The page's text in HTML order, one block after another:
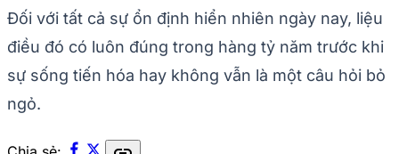
Đối với tất cả sự ổn định hiển nhiên ngày nay, liệu
điều đó có luôn đúng trong hàng tỷ năm trước khi
sự sống tiến hóa hay không vẫn là một câu hỏi bỏ
ngỏ.